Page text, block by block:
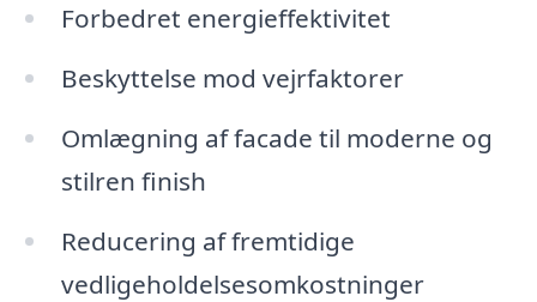
Forbedret energieffektivitet
Beskyttelse mod vejrfaktorer
Omlægning af facade til moderne og
stilren finish
Reducering af fremtidige
vedligeholdelsesomkostninger